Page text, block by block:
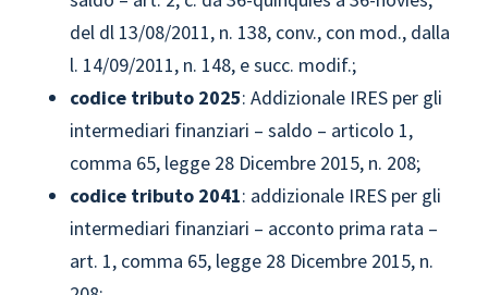
del dl 13/08/2011, n. 138, conv., con mod., dalla
l. 14/09/2011, n. 148, e succ. modif.;
codice tributo 2025: Addizionale IRES per gli
intermediari finanziari – saldo – articolo 1,
comma 65, legge 28 Dicembre 2015, n. 208;
codice tributo 2041: addizionale IRES per gli
intermediari finanziari – acconto prima rata –
art. 1, comma 65, legge 28 Dicembre 2015, n.